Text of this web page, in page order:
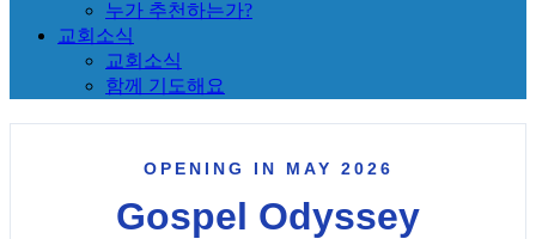
누가 추천하는가?
교회소식
교회소식
함께 기도해요
OPENING IN MAY 2026
Gospel Odyssey